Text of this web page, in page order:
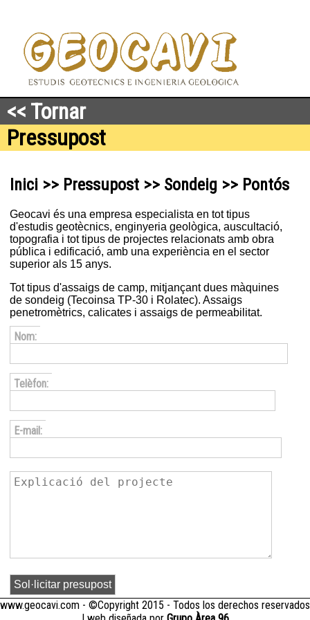
<< Tornar
Pressupost
Inici >> Pressupost >> Sondeig >> Pontós
Geocavi és una empresa especialista en tot tipus
d'estudis geotècnics, enginyeria geològica, auscultació,
topografia i tot tipus de projectes relacionats amb obra
pública i edificació, amb una experiència en el sector
superior als 15 anys.
Tot tipus d'assaigs de camp, mitjançant dues màquines
de sondeig (Tecoinsa TP-30 i Rolatec). Assaigs
penetromètrics, calicates i assaigs de permeabilitat.
Nom:
Telèfon:
E-mail:
www.geocavi.com - ©Copyright 2015 - Todos los derechos reservados